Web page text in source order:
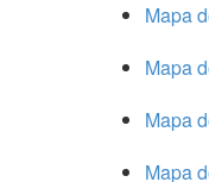
Mapa
Mapa
Mapa
Mapa